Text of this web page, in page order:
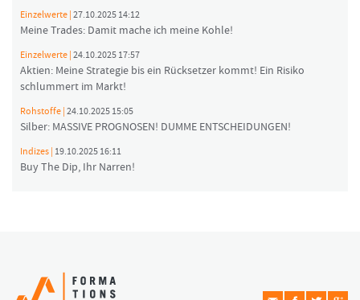
Einzelwerte | 27.10.2025 14:12
Meine Trades: Damit mache ich meine Kohle!
Einzelwerte | 24.10.2025 17:57
Aktien: Meine Strategie bis ein Rücksetzer kommt! Ein Risiko
schlummert im Markt!
Rohstoffe | 24.10.2025 15:05
Silber: MASSIVE PROGNOSEN! DUMME ENTSCHEIDUNGEN!
Indizes | 19.10.2025 16:11
Buy The Dip, Ihr Narren!